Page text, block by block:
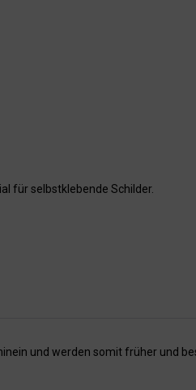
für selbstklebende Schilder.
und werden somit früher und